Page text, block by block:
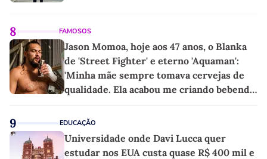
8 FAMOSOS
Jason Momoa, hoje aos 47 anos, o Blanka
de 'Street Fighter' e eterno 'Aquaman':
'Minha mãe sempre tomava cervejas de
qualidade. Ela acabou me criando bebendo
9 EDUCAÇÃO
Universidade onde Davi Lucca quer
estudar nos EUA custa quase R$ 400 mil e